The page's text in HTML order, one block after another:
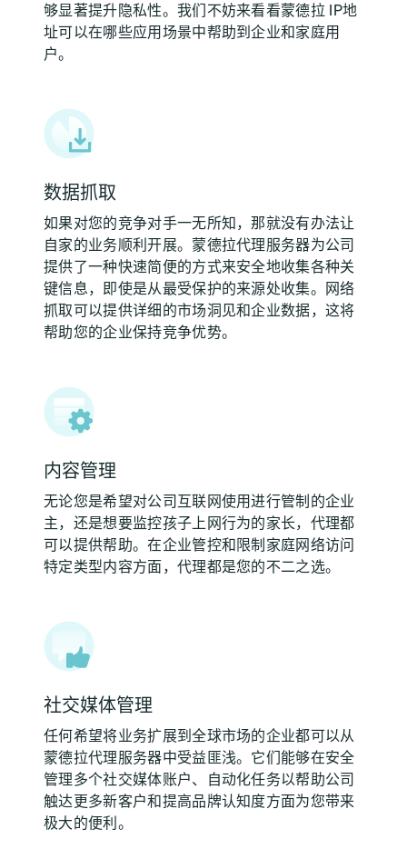
够显著提升隐私性。我们不妨来看看蒙德拉 IP地
址可以在哪些应用场景中帮助到企业和家庭用
户。
数据抓取
如果对您的竞争对手一无所知，那就没有办法让
自家的业务顺利开展。蒙德拉代理服务器为公司
提供了一种快速简便的方式来安全地收集各种关
键信息，即使是从最受保护的来源处收集。网络
抓取可以提供详细的市场洞见和企业数据，这将
帮助您的企业保持竞争优势。
内容管理
无论您是希望对公司互联网使用进行管制的企业
主，还是想要监控孩子上网行为的家长，代理都
可以提供帮助。在企业管控和限制家庭网络访问
特定类型内容方面，代理都是您的不二之选。
社交媒体管理
任何希望将业务扩展到全球市场的企业都可以从
蒙德拉代理服务器中受益匪浅。它们能够在安全
管理多个社交媒体账户、自动化任务以帮助公司
触达更多新客户和提高品牌认知度方面为您带来
极大的便利。